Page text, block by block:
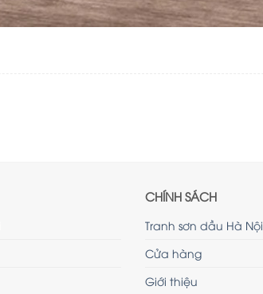
CHÍNH SÁCH
Tranh sơn dầu Hà Nội
Cửa hàng
Giới thiệu